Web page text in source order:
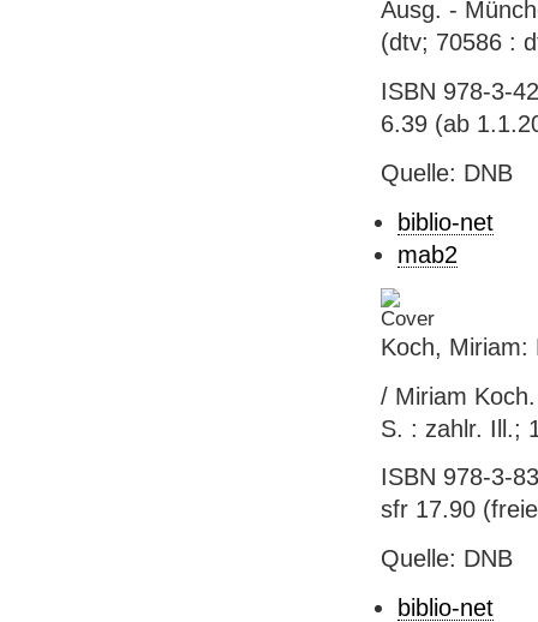
Ausg. -
(dtv; 70586 :
ISBN 978-3-
6.39 (ab
Quelle: DNB
biblio-net
mab2
Koch, Miriam:
/ Miriam
S. : zahlr. Ill.;
ISBN 978-3-
sfr 17.90
Quelle: DNB
biblio-net